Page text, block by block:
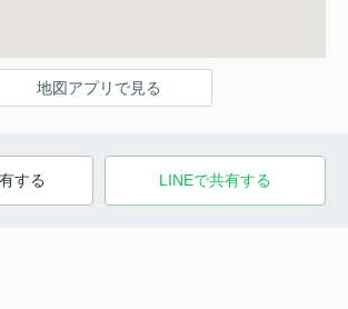
地図アプリで見る
する LINEで共有する